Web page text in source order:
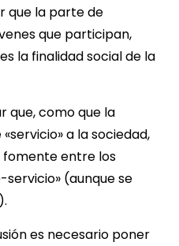
que la parte de
que participan,
la finalidad social de la
que, como que la
a la sociedad,
fomente entre los
servicio» (aunque se
es necesario poner